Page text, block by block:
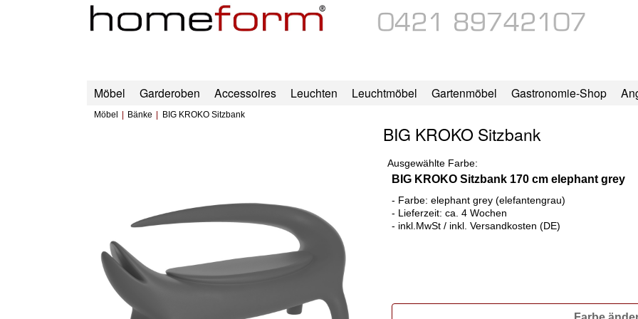
Möbel Garderoben Accessoires Leuchten Leuchtmöbel Gartenmöbel Gastronomie-Shop
Möbel Bänke BIG KROKO Sitzbank
BIG KROKO Sitzbank
Ausgewählte Farbe:
BIG KROKO Sitzbank 170 cm elephant grey
- Farbe: elephant grey (elefantengrau)
- Lieferzeit: ca. 4 Wochen
- inkl.MwSt / inkl. Versandkosten (DE)